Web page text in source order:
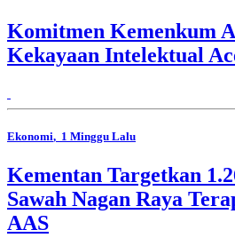
Komitmen Kemenkum
Kekayaan Intelektual
Ekonomi, 1 Minggu Lalu
Kementan Targetkan
Sawah Nagan Raya
AAS